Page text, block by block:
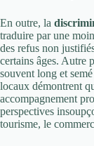
En outre, la
traduire par une
des refus non
certains âges. Autre
souvent long et
locaux démontrent
accompagnement
perspectives
tourisme, le